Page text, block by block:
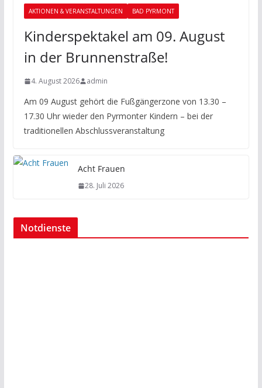
AKTIONEN & VERANSTALTUNGEN BAD PYRMONT
Kinderspektakel am 09. August
in der Brunnenstraße!
4. August 2026 admin
Am 09 August gehört die Fußgängerzone von 13.30 –
17.30 Uhr wieder den Pyrmonter Kindern – bei der
traditionellen Abschlussveranstaltung
Acht Frauen
28. Juli 2026
Notdienste